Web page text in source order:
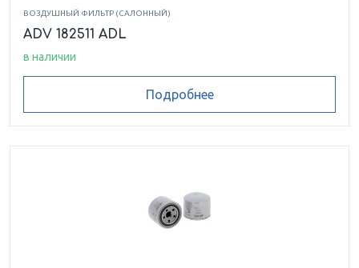
ВОЗДУШНЫЙ ФИЛЬТР (САЛОННЫЙ)
ADV 182511 ADL
в наличии
Подробнее